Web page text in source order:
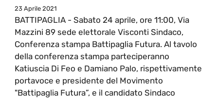
23 Aprile 2021
BATTIPAGLIA - Sabato 24 aprile, ore 11:00, Via
Mazzini 89 sede elettorale Visconti Sindaco,
Conferenza stampa Battipaglia Futura. Al tavolo
della conferenza stampa parteciperanno
Katiuscia Di Feo e Damiano Palo, rispettivamente
portavoce e presidente del Movimento
"Battipaglia Futura”, e il candidato Sindaco